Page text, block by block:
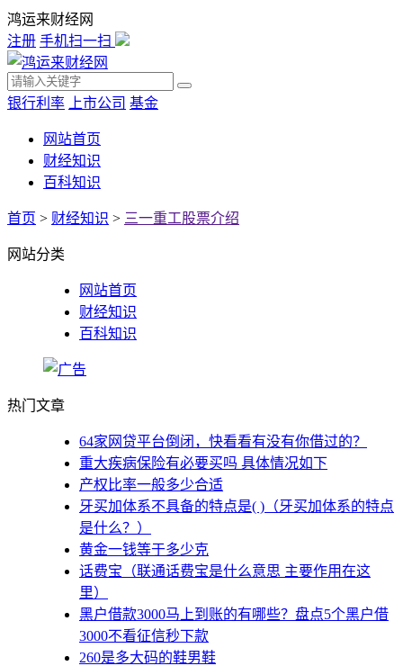
鸿运来财经网
注册 手机扫一扫
银行利率 上市公司 基金
网站首页
财经知识
百科知识
首页 > 财经知识 > 三一重工股票介绍
网站分类
网站首页
财经知识
百科知识
热门文章
64家网贷平台倒闭，快看看有没有你借过的？
重大疾病保险有必要买吗 具体情况如下
产权比率一般多少合适
牙买加体系不具备的特点是( )（牙买加体系的特点
是什么？）
黄金一钱等于多少克
话费宝（联通话费宝是什么意思 主要作用在这
里）
黑户借款3000马上到账的有哪些？盘点5个黑户借
3000不看征信秒下款
260是多大码的鞋男鞋